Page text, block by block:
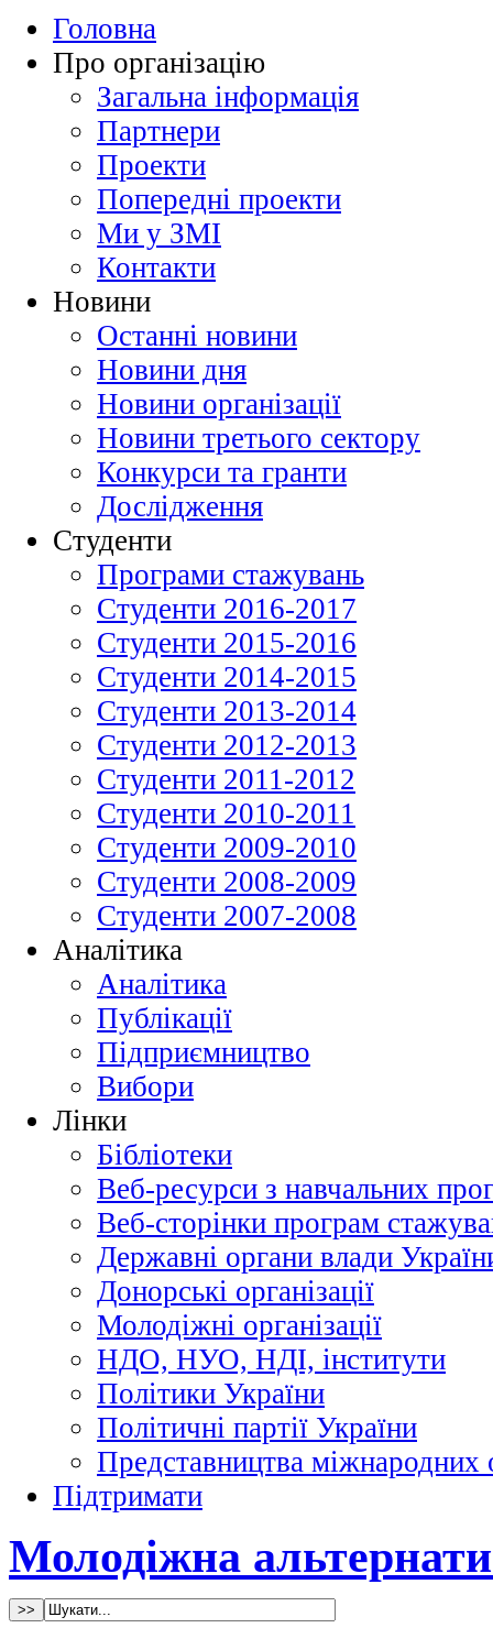
Головна
Про організацію
Загальна інформація
Партнери
Проекти
Попередні проекти
Ми у ЗМІ
Контакти
Новини
Останні новини
Новини дня
Новини організації
Новини третього сектору
Конкурси та гранти
Дослідження
Студенти
Програми стажувань
Студенти 2016-2017
Студенти 2015-2016
Студенти 2014-2015
Студенти 2013-2014
Студенти 2012-2013
Студенти 2011-2012
Студенти 2010-2011
Студенти 2009-2010
Студенти 2008-2009
Студенти 2007-2008
Аналітика
Аналітика
Публікації
Підприємництво
Вибори
Лінки
Бібліотеки
Веб-ресурси з навчальних
Веб-сторінки програм
Державні органи влади
Донорські організації
Молодіжні організації
НДО, НУО, НДІ, інститути
Політики України
Політичні партії України
Представництва міжнародних
Підтримати
Молодіжна